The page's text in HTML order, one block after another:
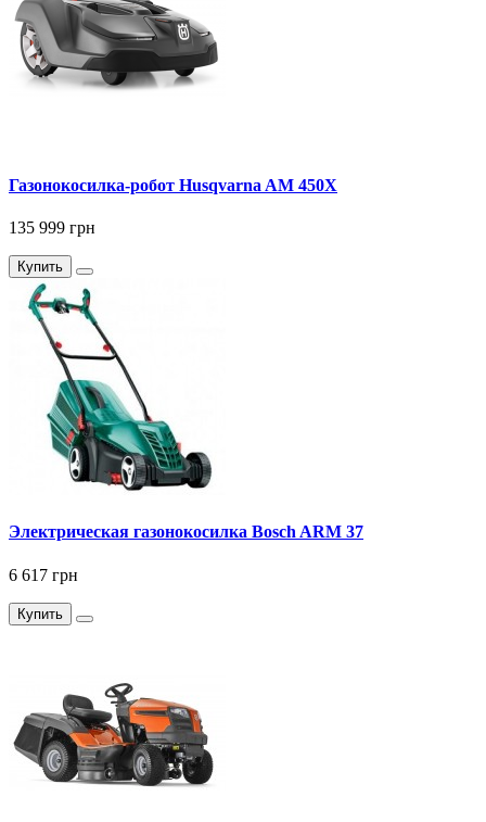
Газонокосилка-робот Husqvarna AM 450X
135 999 грн
Купить
Электрическая газонокосилка Bosch ARM 37
6 617 грн
Купить